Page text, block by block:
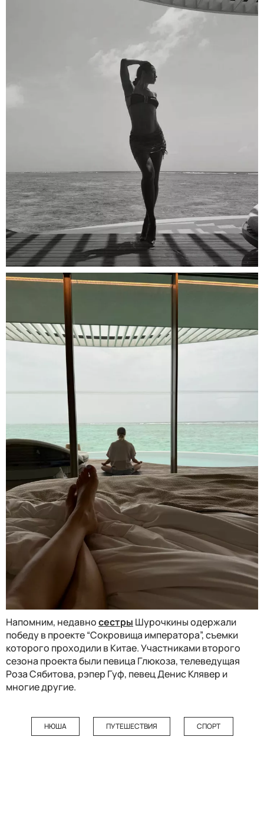
Напомним, недавносестры Шурочкины одержали
победу в проекте “Сокровища императора”, съемки
которого проходили в Китае. Участниками второго
сезона проекта были певица Глюкоза, телеведущая
Роза Сябитова, рэпер Гуф, певец Денис Клявер и
многие другие.
НЮША ПУТЕШЕСТВИЯ СПОРТ